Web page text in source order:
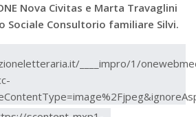
Nova Civitas e Marta Travaglini
Sociale Consultorio familiare Silvi.